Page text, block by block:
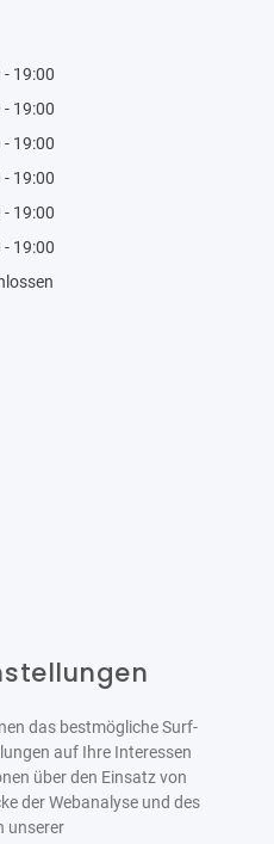
- 19:00
- 19:00
- 19:00
- 19:00
- 19:00
- 19:00
das bestmögliche Surf-
auf Ihre Interessen
über den Einsatz von
der Webanalyse und des
unserer